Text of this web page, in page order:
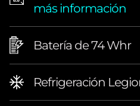
más información
Batería de 74 Whr
Refrigeración